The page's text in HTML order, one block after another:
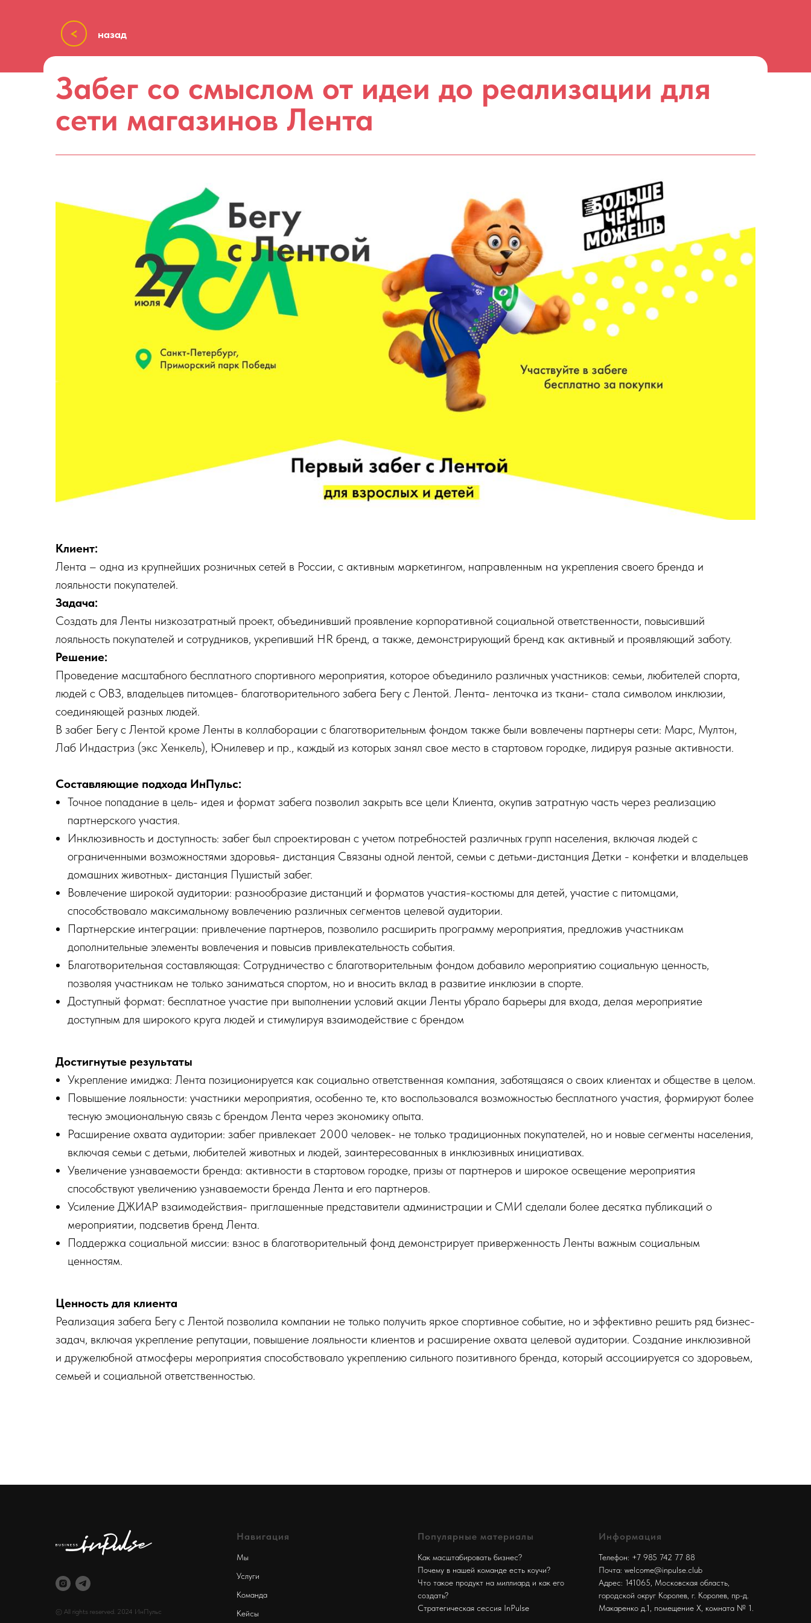
назад
<
Забег со смыслом от идеи до реализации для
сети магазинов Лента
Клиент:
Лента – одна из крупнейших розничных сетей в России, с активным маркетингом, направленным на укрепления своего бренда и
лояльности покупателей.
Задача:
Создать для Ленты низкозатратный проект, объединивший проявление корпоративной социальной ответственности, повысивший
лояльность покупателей и сотрудников, укрепивший HR бренд, а также, демонстрирующий бренд как активный и проявляющий заботу.
Решение:
Проведение масштабного бесплатного спортивного мероприятия, которое объединило различных участников: семьи, любителей спорта,
людей с ОВЗ, владельцев питомцев- благотворительного забега Бегу с Лентой. Лента- ленточка из ткани- стала символом инклюзии,
соединяющей разных людей.
В забег Бегу с Лентой кроме Ленты в коллаборации с благотворительным фондом также были вовлечены партнеры сети: Марс, Мултон,
Лаб Индастриз (экс Хенкель), Юнилевер и пр., каждый из которых занял свое место в стартовом городке, лидируя разные активности.
Составляющие подхода ИнПульс:
Точное попадание в цель- идея и формат забега позволил закрыть все цели Клиента, окупив затратную часть через реализацию
партнерского участия.
Инклюзивность и доступность: забег был спроектирован с учетом потребностей различных групп населения, включая людей с
ограниченными возможностями здоровья- дистанция Связаны одной лентой, семьи с детьми-дистанция Детки - конфетки и владельцев
домашних животных- дистанция Пушистый забег.
Вовлечение широкой аудитории: разнообразие дистанций и форматов участия-костюмы для детей, участие с питомцами,
способствовало максимальному вовлечению различных сегментов целевой аудитории.
Партнерские интеграции: привлечение партнеров, позволило расширить программу мероприятия, предложив участникам
дополнительные элементы вовлечения и повысив привлекательность события.
Благотворительная составляющая: Сотрудничество с благотворительным фондом добавило мероприятию социальную ценность,
позволяя участникам не только заниматься спортом, но и вносить вклад в развитие инклюзии в спорте.
Доступный формат: бесплатное участие при выполнении условий акции Ленты убрало барьеры для входа, делая мероприятие
доступным для широкого круга людей и стимулируя взаимодействие с брендом
Достигнутые результаты
Укрепление имиджа: Лента позиционируется как социально ответственная компания, заботящаяся о своих клиентах и обществе в целом.
Повышение лояльности: участники мероприятия, особенно те, кто воспользовался возможностью бесплатного участия, формируют более
тесную эмоциональную связь с брендом Лента через экономику опыта.
Расширение охвата аудитории: забег привлекает 2000 человек- не только традиционных покупателей, но и новые сегменты населения,
включая семьи с детьми, любителей животных и людей, заинтересованных в инклюзивных инициативах.
Увеличение узнаваемости бренда: активности в стартовом городке, призы от партнеров и широкое освещение мероприятия
способствуют увеличению узнаваемости бренда Лента и его партнеров.
Усиление ДЖИАР взаимодействия- приглашенные представители администрации и СМИ сделали более десятка публикаций о
мероприятии, подсветив бренд Лента.
Поддержка социальной миссии: взнос в благотворительный фонд демонстрирует приверженность Ленты важным социальным
ценностям.
Ценность для клиента
Реализация забега Бегу с Лентой позволила компании не только получить яркое спортивное событие, но и эффективно решить ряд бизнес-
задач, включая укрепление репутации, повышение лояльности клиентов и расширение охвата целевой аудитории. Создание инклюзивной
и дружелюбной атмосферы мероприятия способствовало укреплению сильного позитивного бренда, который ассоциируется со здоровьем,
семьей и социальной ответственностью.
© All rights reserved. 2024 ИнПульс
Навигация
Мы
Услуги
Команда
Кейсы
Популярные материалы
Как масштабировать бизнес?
Почему в нашей команде есть коучи?
Что такое продукт на миллиард и как его
создать?
Стратегическая сессия InPulse
Информация
Телефон: +7 985 742 77 88
Почта: welcome@inpulse.club
Адрес: 141065, Московская область,
городской округ Королев, г. Королев, пр-д.
Макаренко д.1, помещение Х, комната № 1.